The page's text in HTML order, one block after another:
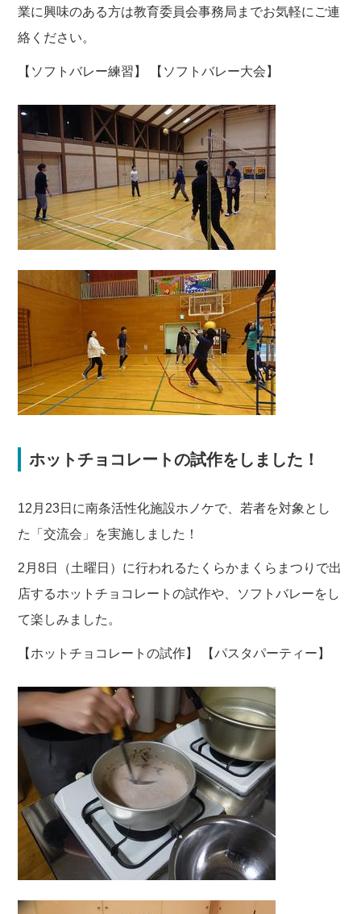
業に興味のある方は教育委員会事務局までお気軽にご連
絡ください。
【ソフトバレー練習】 【ソフトバレー大会】
ホットチョコレートの試作をしました！
12月23日に南条活性化施設ホノケで、若者を対象とし
た「交流会」を実施しました！
2月8日（土曜日）に行われるたくらかまくらまつりで出
店するホットチョコレートの試作や、ソフトバレーをし
て楽しみました。
【ホットチョコレートの試作】 【パスタパーティー】